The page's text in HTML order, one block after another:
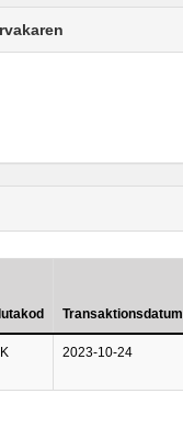
Transaktionsdatum
2023-10-24